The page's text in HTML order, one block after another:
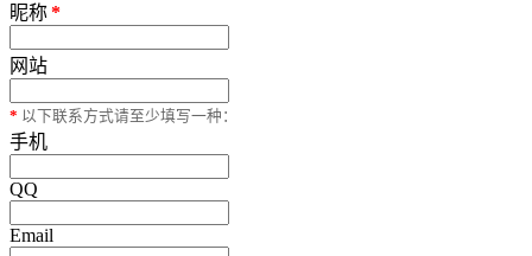
昵称*
网站
* 以下联系方式请至少填写一种：
手机
QQ
Email